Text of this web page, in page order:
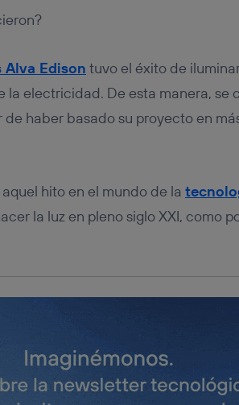
Alva Edison tuvo el éxito de
electricidad. De esta manera, se
haber basado su proyecto en
hito en el mundo de la
la luz en pleno siglo XXI, como
el uso de la tecnología recibirá el
actividades de navegación de los
del usuario del móvil.
Utiq seleccionando “Administrar